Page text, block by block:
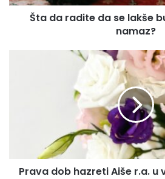
i
Šta da radite da se lakše
namaz?
Prava dob hazreti Aiše r.a. u